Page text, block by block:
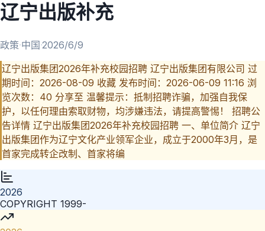
辽宁出版补充
政策·中国·2026/6/9
辽宁出版集团2026年补充校园招聘 辽宁出版集团有限公司 过
期时间：2026-08-09 收藏 发布时间：2026-06-09 11:16 浏
览次数：40 分享至 温馨提示：抵制招聘诈骗，加强自我保
护，以任何理由索取财物，均涉嫌违法，请提高警惕！ 招聘公
告详情 辽宁出版集团2026年补充校园招聘 一、单位简介 辽宁
出版集团作为辽宁文化产业领军企业，成立于2000年3月，是
首家完成转企改制、首家将编
2026
COPYRIGHT 1999-